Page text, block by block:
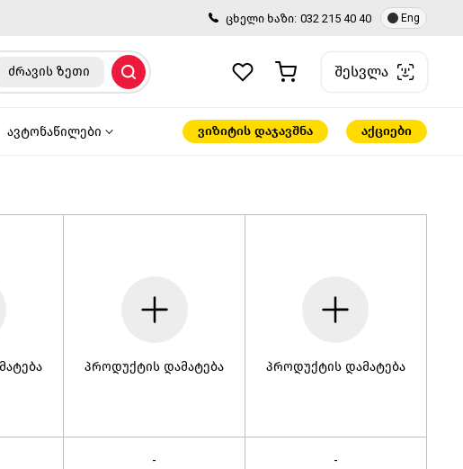
ცხელი ხაზი: 032 215 40 40 Eng
ძრავის ზეთი შესვლა
ავტონაწილები ვიზიტის დაჯავშნა აქციები
პროდუქტის დამატება პროდუქტის დამატება
- -